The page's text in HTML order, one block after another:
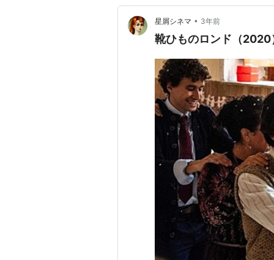
星屑シネマ • 3年前
靴ひものロンド（2020